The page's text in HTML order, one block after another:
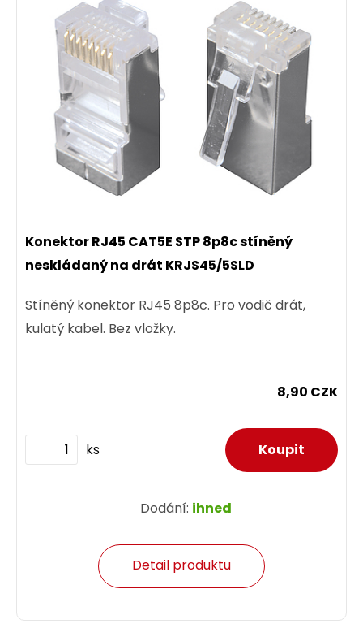
Konektor RJ45 CAT5E STP 8p8c stíněný
neskládaný na drát KRJS45/5SLD
Stíněný konektor RJ45 8p8c. Pro vodič drát,
kulatý kabel. Bez vložky.
8,90 CZK
ks
Dodání: ihned
Detail produktu